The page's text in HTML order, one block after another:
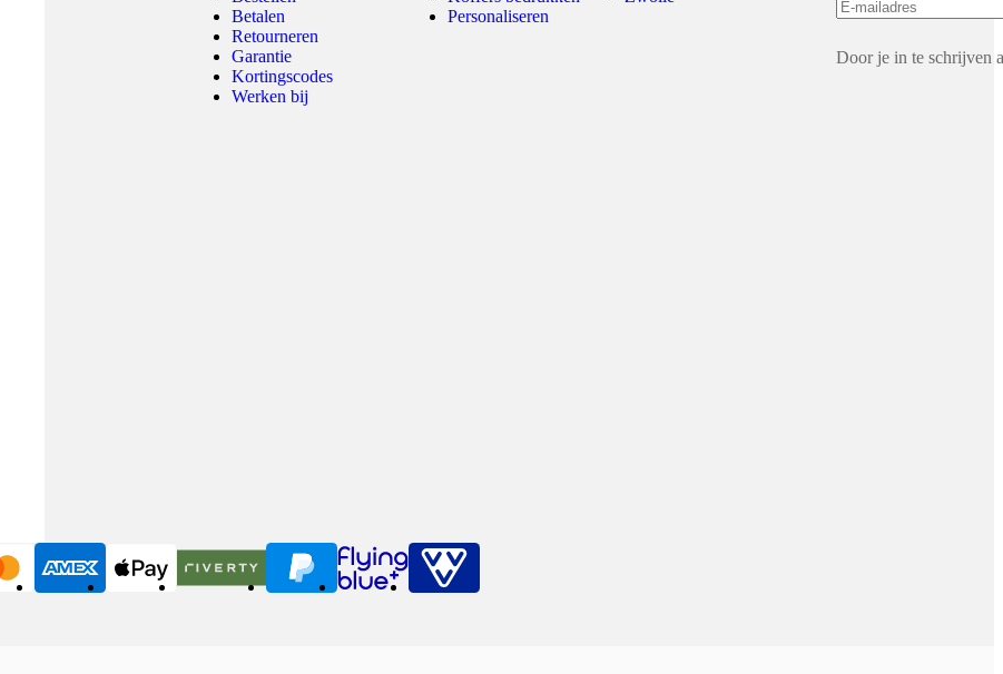
American Express
Apple Pay Riverty PayPal Flying BlueVVV
Betalen
Retourneren
Garantie
Kortingscodes
Werken bij
Personaliseren
Door je in te schrijven